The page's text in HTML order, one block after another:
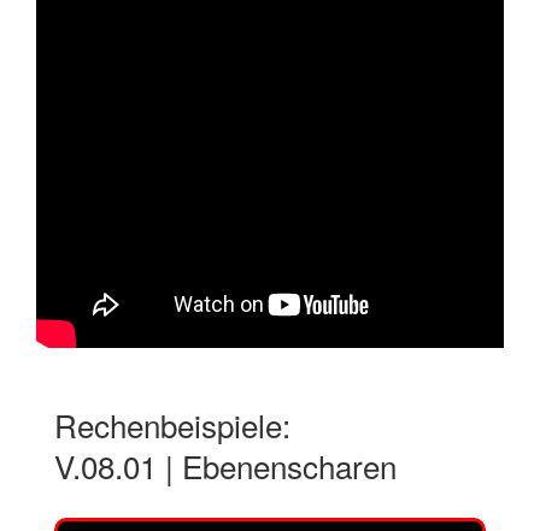
Rechenbeispiele:
V.08.01 | Ebenenscharen